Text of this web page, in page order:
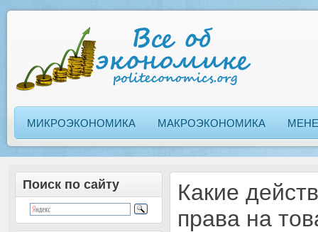
МИКРОЭКОНОМИКА МАКРОЭКОНОМИКА
Поиск по сайту
Какие
права на